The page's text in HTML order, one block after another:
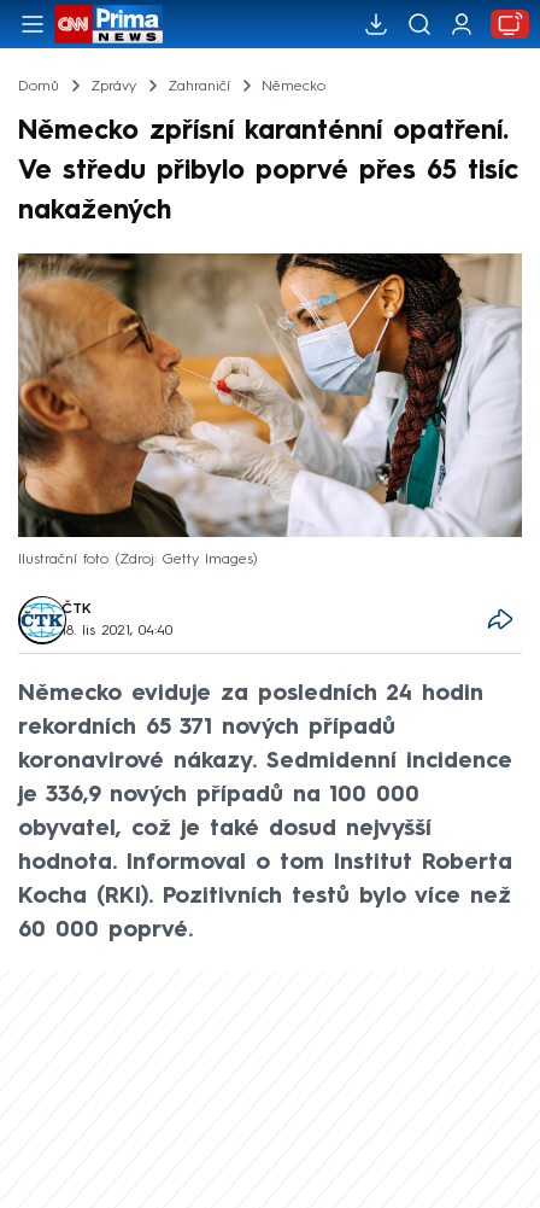
Domů Zprávy Zahraničí Německo
Německo zpřísní karanténní opatření.
Ve středu přibylo poprvé přes 65 tisíc
nakažených
Ilustrační foto Zdroj: Getty Images
ČTK
18. lis 2021, 04:40
Německo eviduje za posledních 24 hodin
rekordních 65 371 nových případů
koronavirové nákazy. Sedmidenní incidence
je 336,9 nových případů na 100 000
obyvatel, což je také dosud nejvyšší
hodnota. Informoval o tom Institut Roberta
Kocha (RKI). Pozitivních testů bylo více než
60 000 poprvé.